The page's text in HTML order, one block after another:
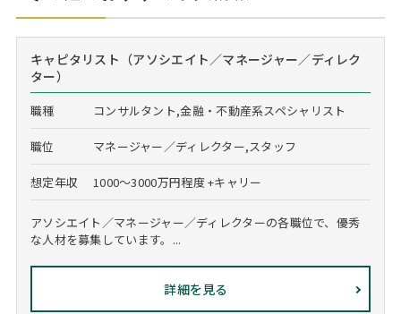
キャピタリスト（アソシエイト／マネージャー／ディレク
ター）
職種 コンサルタント,金融・不動産系スペシャリスト
職位 マネージャー／ディレクター,スタッフ
想定年収 1000～3000万円程度 +キャリー
アソシエイト／マネージャー／ディレクターの各職位で、優秀
な人材を募集しています。...
詳細を見る